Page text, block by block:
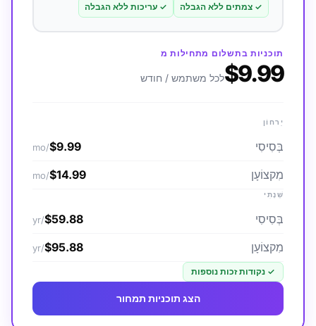
✓צמתים ללא הגבלה ✓עריכות ללא הגבלה
תוכניות בתשלום מתחילות מ
$9.99לכל משתמש / חודש
יַרחוֹן
בְּסִיסִי $9.99
/mo
מִקצוֹעָן $14.99
/mo
שְׁנָתִי
בְּסִיסִי $59.88
/yr
מִקצוֹעָן $95.88
/yr
✓ נקודות זכות נוספות
הצג תוכניות תמחור